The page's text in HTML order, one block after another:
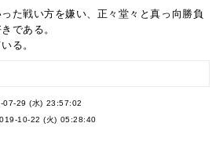
た戦い方を嫌い、正々堂々と真っ向勝負
である。
る。
07-29 (水) 23:57:02
10-22 (火) 05:28:40